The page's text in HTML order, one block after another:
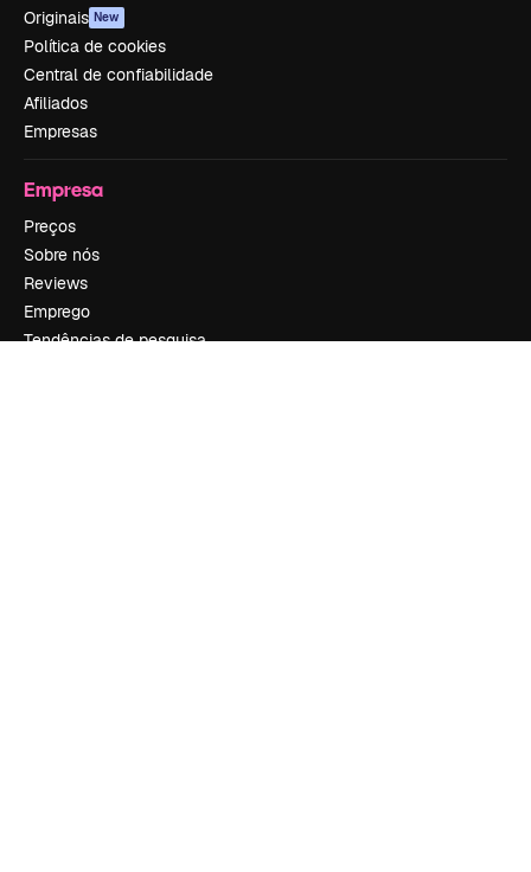
Originais New
Política de cookies
Central de confiabilidade
Afiliados
Empresas
Empresa
Preços
Sobre nós
Reviews
Emprego
Tendências de pesquisa